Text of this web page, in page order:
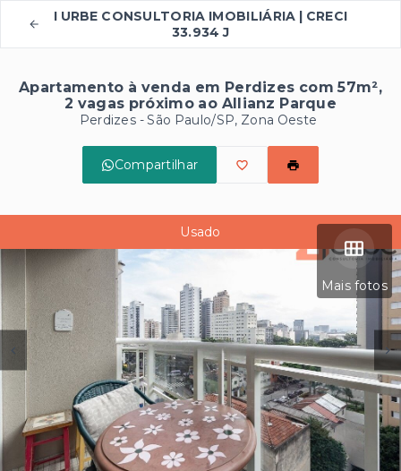
I URBE CONSULTORIA IMOBILIÁRIA | CRECI
33.934 J
Apartamento à venda em Perdizes com 57m²,
2 vagas próximo ao Allianz Parque
Perdizes - São Paulo/SP, Zona Oeste
Compartilhar
Mais fotos
Usado